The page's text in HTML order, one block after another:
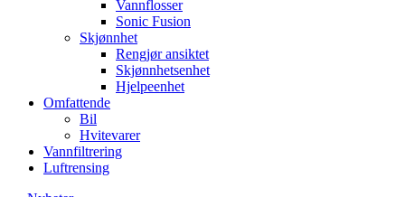
Vannflosser
Sonic Fusion
Skjønnhet
Rengjør ansiktet
Skjønnhetsenhet
Hjelpeenhet
Omfattende
Bil
Hvitevarer
Vannfiltrering
Luftrensing